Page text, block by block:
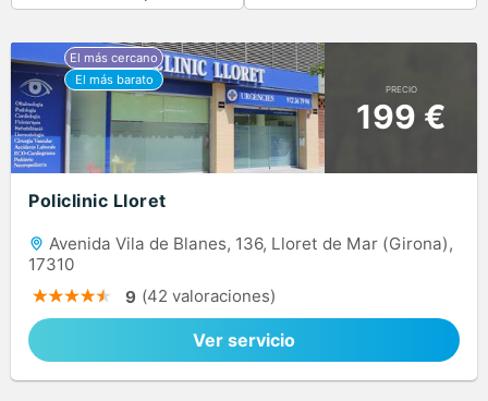
PRECIO
199 €
Policlinic Lloret
Avenida Vila de Blanes, 136, Lloret de Mar (Girona),
17310
9 (42 valoraciones)
Ver servicio